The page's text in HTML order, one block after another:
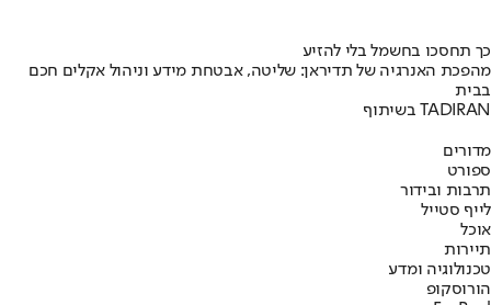
כך תחסכו בחשמל בלי להזיע
מהפכת האנרגיה של תדיראן: שליטה, אבטחת מידע וניהול אקלים חכם
בבית
בשיתוף TADIRAN
מדורים
ספורט
תרבות ובידור
לייף סטייל
אוכל
תיירות
טכנולוגיה ומדע
הורוסקופ